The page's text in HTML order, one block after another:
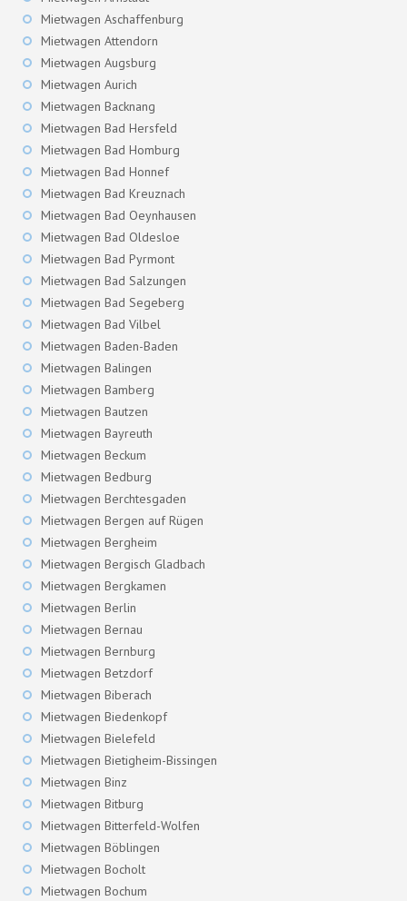
Mietwagen Aschaffenburg
Mietwagen Attendorn
Mietwagen Augsburg
Mietwagen Aurich
Mietwagen Backnang
Mietwagen Bad Hersfeld
Mietwagen Bad Homburg
Mietwagen Bad Honnef
Mietwagen Bad Kreuznach
Mietwagen Bad Oeynhausen
Mietwagen Bad Oldesloe
Mietwagen Bad Pyrmont
Mietwagen Bad Salzungen
Mietwagen Bad Segeberg
Mietwagen Bad Vilbel
Mietwagen Baden-Baden
Mietwagen Balingen
Mietwagen Bamberg
Mietwagen Bautzen
Mietwagen Bayreuth
Mietwagen Beckum
Mietwagen Bedburg
Mietwagen Berchtesgaden
Mietwagen Bergen auf Rügen
Mietwagen Bergheim
Mietwagen Bergisch Gladbach
Mietwagen Bergkamen
Mietwagen Berlin
Mietwagen Bernau
Mietwagen Bernburg
Mietwagen Betzdorf
Mietwagen Biberach
Mietwagen Biedenkopf
Mietwagen Bielefeld
Mietwagen Bietigheim-Bissingen
Mietwagen Binz
Mietwagen Bitburg
Mietwagen Bitterfeld-Wolfen
Mietwagen Böblingen
Mietwagen Bocholt
Mietwagen Bochum